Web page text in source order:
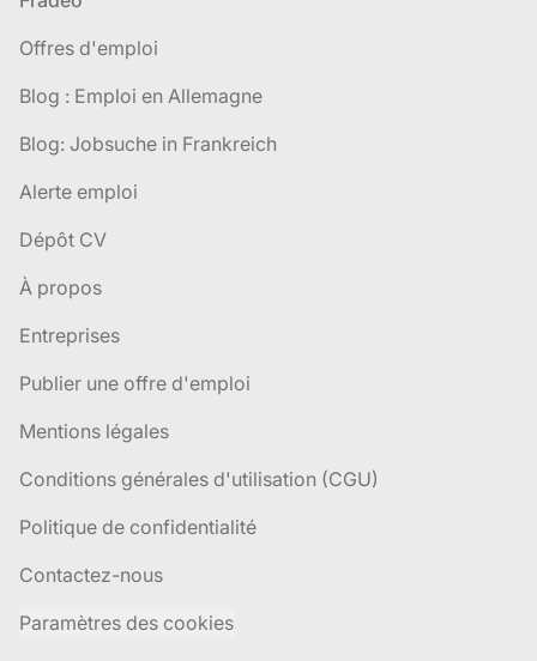
Offres d'emploi
Blog : Emploi en Allemagne
Blog: Jobsuche in Frankreich
Alerte emploi
Dépôt CV
À propos
Entreprises
Publier une offre d'emploi
Mentions légales
Conditions générales d'utilisation (CGU)
Politique de confidentialité
Contactez-nous
Paramètres des cookies